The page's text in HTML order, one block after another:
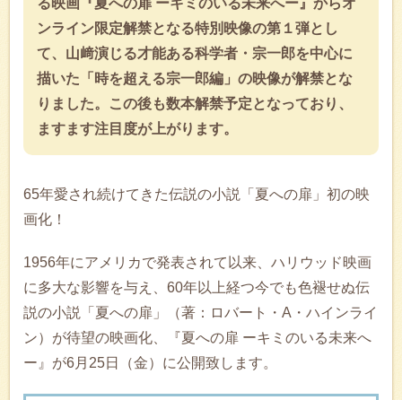
る映画『夏への扉 ーキミのいる未来へー』からオ
ンライン限定解禁となる特別映像の第１弾とし
て、山﨑演じる才能ある科学者・宗一郎を中心に
描いた「時を超える宗一郎編」の映像が解禁とな
りました。この後も数本解禁予定となっており、
ますます注目度が上がります。
65年愛され続けてきた伝説の小説「夏への扉」初の映
画化！
1956年にアメリカで発表されて以来、ハリウッド映画
に多大な影響を与え、60年以上経つ今でも色褪せぬ伝
説の小説「夏への扉」（著：ロバート・A・ハインライ
ン）が待望の映画化、『夏への扉 ーキミのいる未来へ
ー』が6月25日（金）に公開致します。